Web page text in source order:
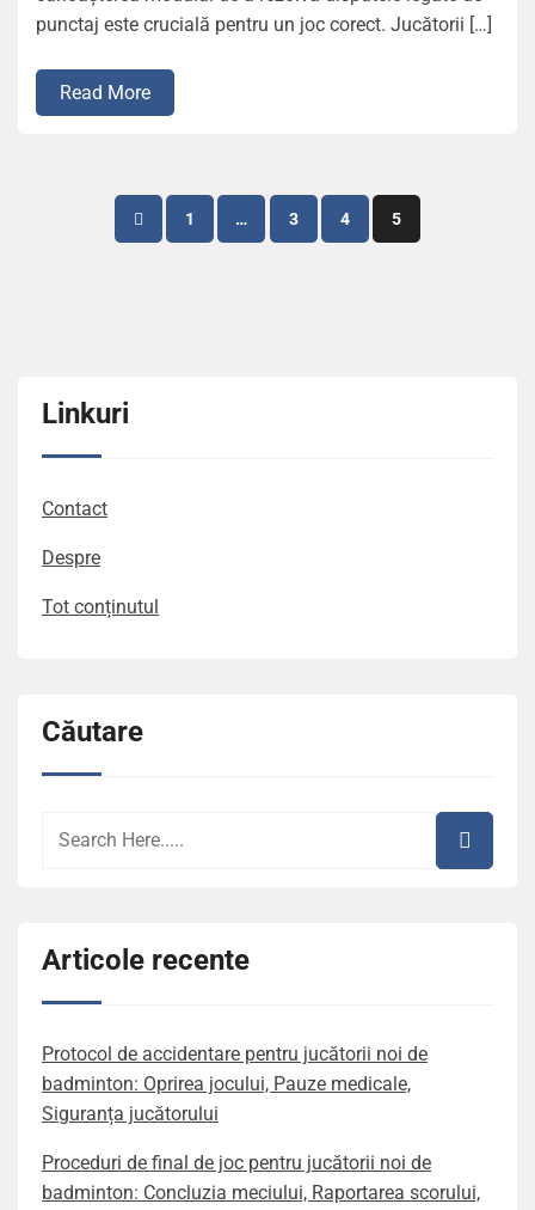
punctaj este crucială pentru un joc corect. Jucătorii […]
Read More
Posts
1 … 3 4 5
Linkuri
Contact
Despre
Tot conținutul
Căutare
Articole recente
Protocol de accidentare pentru jucătorii noi de
badminton: Oprirea jocului, Pauze medicale,
Siguranța jucătorului
Proceduri de final de joc pentru jucătorii noi de
badminton: Concluzia meciului, Raportarea scorului,